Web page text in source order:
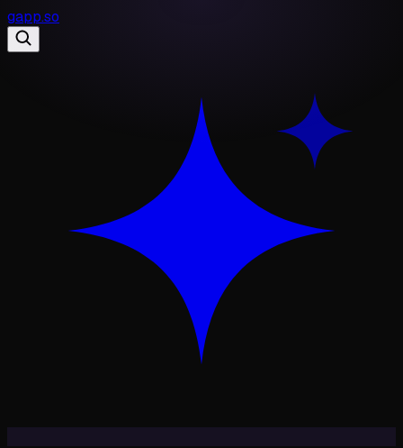
gapp.so